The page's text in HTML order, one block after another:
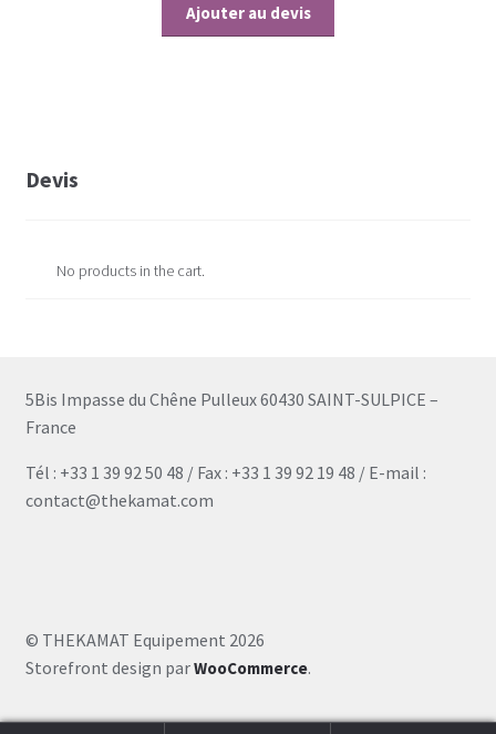
Ajouter au devis
Devis
No products in the cart.
5Bis Impasse du Chêne Pulleux 60430 SAINT-SULPICE –
France
Tél : +33 1 39 92 50 48 / Fax : +33 1 39 92 19 48 / E-mail :
contact@thekamat.com
© THEKAMAT Equipement 2026
Storefront design parWooCommerce.